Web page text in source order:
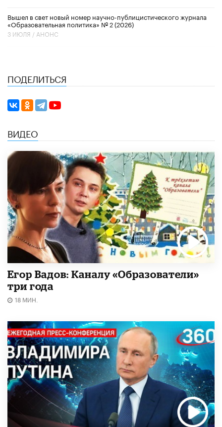
Вышел в свет новый номер научно-публицистического журнала
«Образовательная политика» № 2 (2026)
3 ИЮЛЯ / АНОНС
ПОДЕЛИТЬСЯ
ВИДЕО
Егор Вадов: Каналу «Образователи»
три года
18 МИН.